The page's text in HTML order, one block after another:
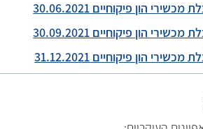
מכשירי הון פיקוחיים 30.06.2021
מכשירי הון פיקוחיים 30.09.2021
מכשירי הון פיקוחיים 31.12.2021